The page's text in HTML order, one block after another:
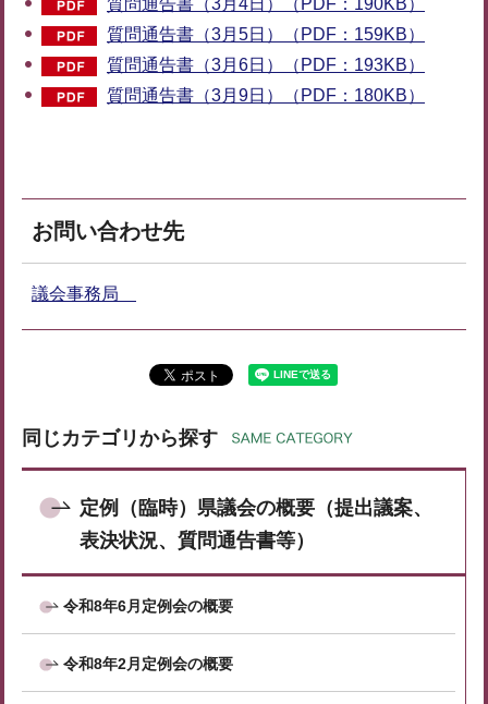
質問通告書（3月4日）（PDF：190KB）
質問通告書（3月5日）（PDF：159KB）
質問通告書（3月6日）（PDF：193KB）
質問通告書（3月9日）（PDF：180KB）
お問い合わせ先
議会事務局
同じカテゴリから探す
定例（臨時）県議会の概要（提出議案、
表決状況、質問通告書等）
令和8年6月定例会の概要
令和8年2月定例会の概要